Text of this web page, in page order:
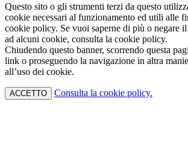
Questo sito o gli strumenti terzi da questo
cookie necessari al funzionamento ed utili alle
cookie policy. Se vuoi saperne di più o negare
ad alcuni cookie, consulta la cookie policy.
Chiudendo questo banner, scorrendo questa
link o proseguendo la navigazione in altra
all’uso dei cookie.
Consulta la cookie policy.